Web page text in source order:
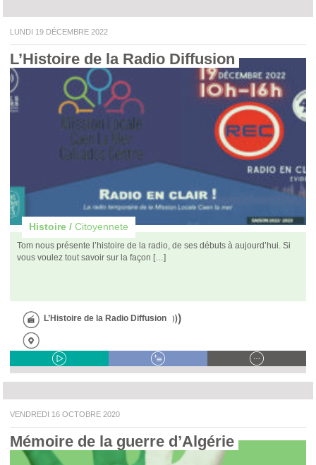
LUNDI 19 DÉCEMBRE 2022
L’Histoire de la Radio Diffusion
Histoire / Citoyennete
Tom nous présente l’histoire de la radio, de ses débuts à aujourd’hui. Si
vous voulez tout savoir sur la façon […]
L’Histoire de la Radio Diffusion
VENDREDI 16 OCTOBRE 2020
Mémoire de la guerre d’Algérie